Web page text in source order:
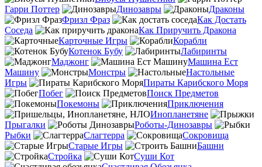
Гарри Поттер
Динозавры
Драконы
Фризл Фраз
Как Достать
Соседа
Как Приручить Дракона
Карточные Игры
Корабли
Котенок Бубу
Лабиринты
Маджонг
Машина Ест
Машину
Монстры
Настольные
Игры
Пираты Карибского Моря
Побег
Поиск Предметов
Покемоны
Приключения
Инопланетяне
Прыгалки
Роботы-Динозавры
Рыбки
Слагтерра
Сокровища
Старые Игры
Башни
Стройка
Суши Кот